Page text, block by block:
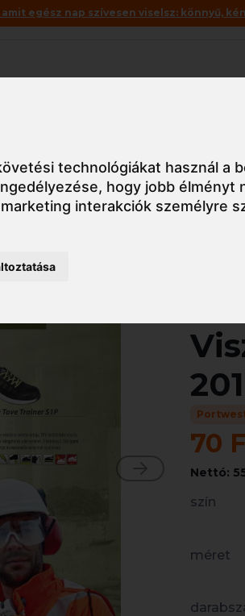
technológiákat használ a
, hogy jobb élményt
interakciók személyre
egész nap szívesen viselsz: könnyű,
70
Nettó:
szín
méret